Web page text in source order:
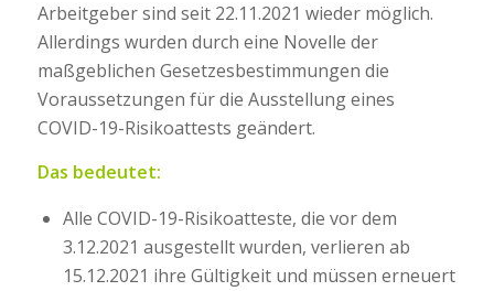
Arbeitgeber sind seit 22.11.2021 wieder möglich.
Allerdings wurden durch eine Novelle der
maßgeblichen Gesetzesbestimmungen die
Voraussetzungen für die Ausstellung eines
COVID-19-Risikoattests geändert.
Das bedeutet:
Alle COVID-19-Risikoatteste, die vor dem
3.12.2021 ausgestellt wurden, verlieren ab
15.12.2021 ihre Gültigkeit und müssen erneuert